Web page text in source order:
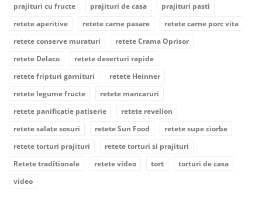
prajituri cu fructe
prajituri de casa
prajituri pasti
retete aperitive
retete carne pasare
retete carne porc vita
retete conserve muraturi
retete Crama Oprisor
retete Delaco
retete deserturi rapide
retete fripturi garnituri
retete Heinner
retete legume fructe
retete mancaruri
retete panificatie patiserie
retete revelion
retete salate sosuri
retete Sun Food
retete supe ciorbe
retete torturi prajituri
retete torturi si prajituri
Retete traditionale
retete video tort
torturi de casa
video